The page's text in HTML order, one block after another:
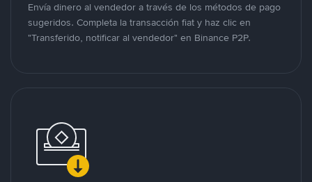
Envía dinero al vendedor a través de los métodos de pago
sugeridos. Completa la transacción fiat y haz clic en
"Transferido, notificar al vendedor" en Binance P2P.